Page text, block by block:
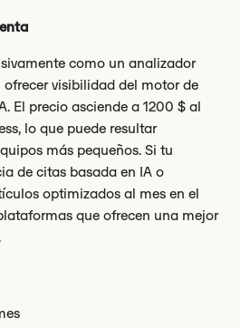
como un analizador
ofrecer visibilidad del motor de
El precio asciende a 1200 $ al
lo que puede resultar
más pequeños. Si tu
de citas basada en IA o
optimizados al mes en el
que ofrecen una mejor